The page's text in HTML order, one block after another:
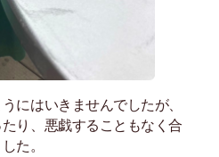
にはいきませんでしたが、
り、悪戯することもなく合
た。